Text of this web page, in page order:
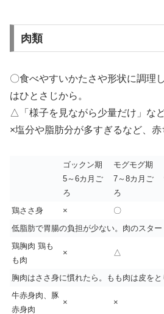
肉類
〇食べやすいかたさや形状に調理
はひとさじから。
△「様子を見ながら少量だけ」な
×塩分や脂肪分が多すぎるなど、赤
ゴックン期
5～6カ月ご
ろ
モグモグ期
7～8カ月ご
ろ
鶏ささ身
× 〇
低脂肪で胃腸の負担が少ない。肉のスター
鶏胸肉 鶏も
も肉
× △
胸肉はささ身に慣れたら。もも肉は皮をと
牛赤身肉、豚
赤身肉
× ×